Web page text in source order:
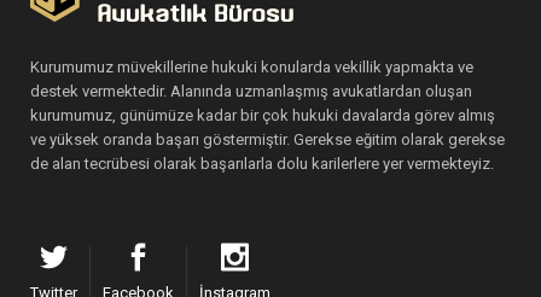
Kurumumuz müvekillerine hukuki konularda vekillik yapmakta ve
destek vermektedir. Alanında uzmanlaşmış avukatlardan oluşan
kurumumuz, günümüze kadar bir çok hukuki davalarda görev almış
ve yüksek oranda başarı göstermiştir. Gerekse eğitim olarak gerekse
de alan tecrübesi olarak başarılarla dolu karilerlere yer vermekteyiz.
Twitter Facebook İnstagram